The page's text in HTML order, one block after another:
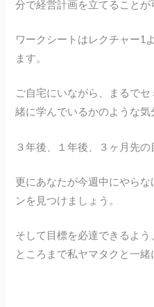
分で経営計画を立てることが
ワークシートはレクチャー1
ます。
ご自宅にいながら、まるで
緒に学んでいるかのような気
３年後、１年後、３ヶ月先
更にあなたが今週中にやら
ンを見つけましょう。
そして目標を必達できるよ
ところまで私ヤマタクと一